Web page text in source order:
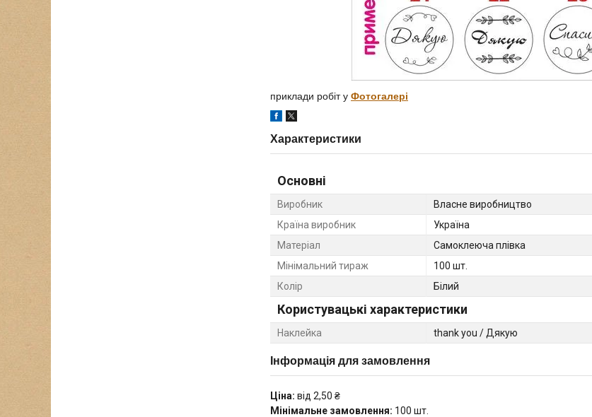
приклади робіт у Фотогалері
Характеристики
Основні
Виробник
Власне виробництво
Країна виробник
Україна
Матеріал
Самоклеюча плівка
Мінімальний тираж
100 шт.
Колір
Білий
Користувацькі характеристики
Наклейка thank you / Дякую
Інформація для замовлення
Ціна: від 2,50 ₴
Мінімальне замовлення: 100 шт.